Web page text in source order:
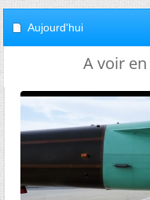
Aujourd'hui
A voir